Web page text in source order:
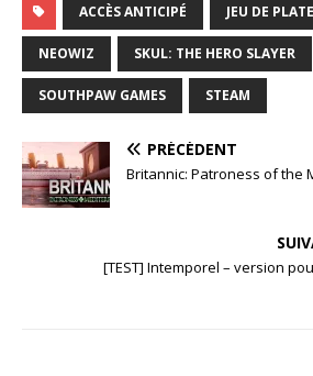
ACCÈS ANTICIPÉ JEU DE
NEOWIZ SKUL: THE HERO SLAYER
SOUTHPAW GAMES STEAM
PRÉCÉDENT
Britannic: Patroness of the
[TEST] Intemporel – version